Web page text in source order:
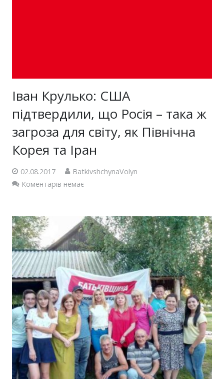
Іван Крулько: США
підтвердили, що Росія – така ж
загроза для світу, як Північна
Корея та Іран
02.08.2017
BatkivshchynaVolyn
Коментарів немає